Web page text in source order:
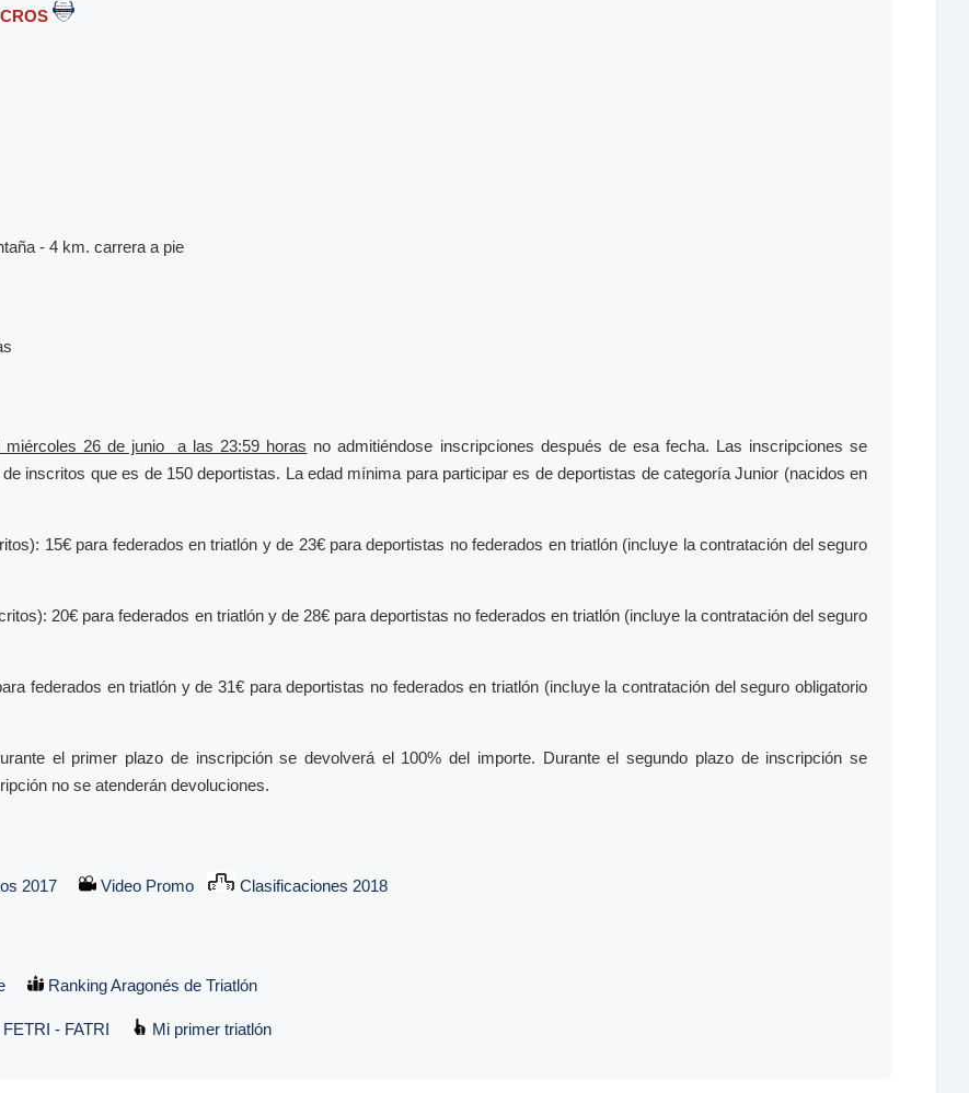
- 4 km. carrera a pie
miércoles 26 de junio a las 23:59 horas no admitiéndose inscripciones después de esa fecha. Las inscripciones se
inscritos que es de 150 deportistas. La edad mínima para participar es de deportistas de categoría Junior (nacidos en
15€ para federados en triatlón y de 23€ para deportistas no federados en triatlón (incluye la contratación del seguro
20€ para federados en triatlón y de 28€ para deportistas no federados en triatlón (incluye la contratación del seguro
federados en triatlón y de 31€ para deportistas no federados en triatlón (incluye la contratación del seguro obligatorio
el primer plazo de inscripción se devolverá el 100% del importe. Durante el segundo plazo de inscripción se
no se atenderán devoluciones.
2017 Video Promo Clasificaciones 2018
Ranking Aragonés de Triatlón
- FATRI Mi primer triatlón